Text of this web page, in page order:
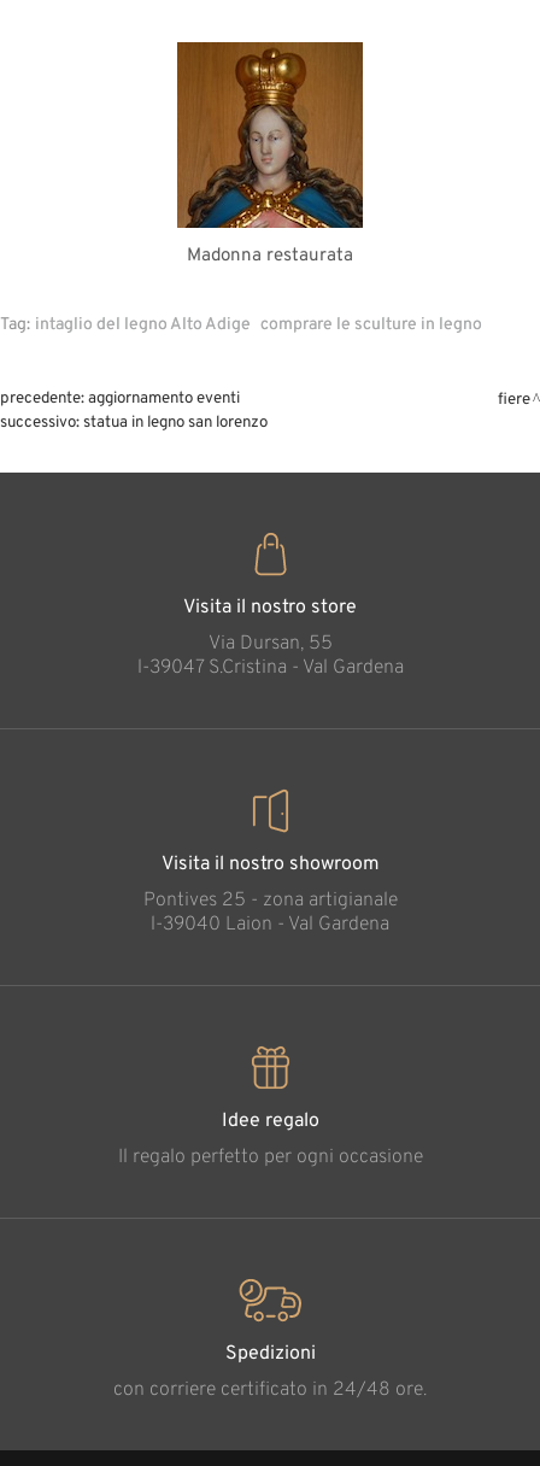
Madonna restaurata
Tag: intaglio del legno Alto Adige comprare le sculture in legno
precedente:aggiornamento eventi
successivo:statua in legno san lorenzo
fiere
Visita il nostro store
Via Dursan, 55
l-39047 S.Cristina - Val Gardena
Visita il nostro showroom
Pontives 25 - zona artigianale
l-39040 Laion - Val Gardena
Idee regalo
Il regalo perfetto per ogni occasione
Spedizioni
con corriere certificato in 24/48 ore.